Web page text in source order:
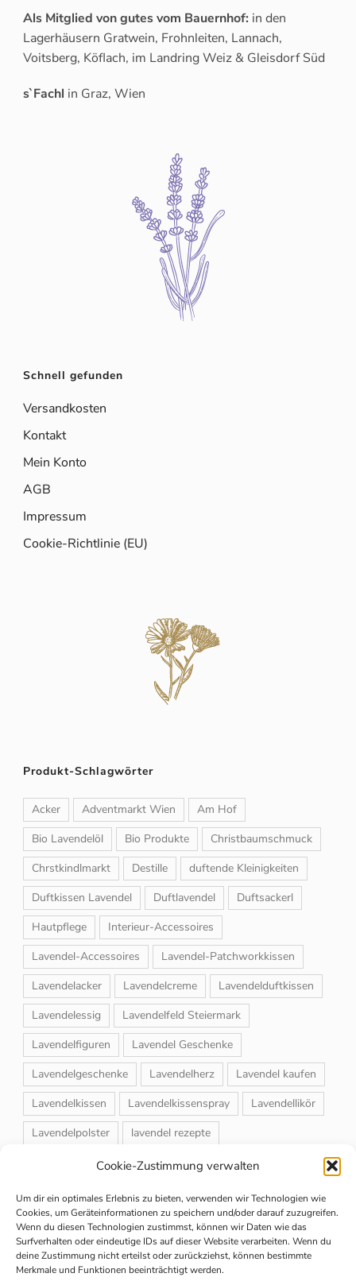
Cookie-Zustimmung verwalten
Um dir ein optimales Erlebnis zu bieten, verwenden wir Technologien wie
Cookies, um Geräteinformationen zu speichern und/oder darauf zuzugreifen.
Wenn du diesen Technologien zustimmst, können wir Daten wie das
Surfverhalten oder eindeutige IDs auf dieser Website verarbeiten. Wenn du
deine Zustimmung nicht erteilst oder zurückziehst, können bestimmte
Merkmale und Funktionen beeinträchtigt werden.
Als Mitglied von gutes vom Bauernhof: in den
Lagerhäusern Gratwein, Frohnleiten, Lannach,
Voitsberg, Köflach, im Landring Weiz & Gleisdorf Süd
s`Fachl in Graz, Wien
Schnell gefunden
Versandkosten
Kontakt
Mein Konto
AGB
Impressum
Cookie-Richtlinie (EU)
Produkt-Schlagwörter
Acker Adventmarkt Wien
Am Hof
Bio Lavendelöl
Bio Produkte
Christbaumschmuck
Chrstkindlmarkt
Destille
duftende Kleinigkeiten
Duftkissen Lavendel
Duftlavendel
Duftsackerl
Hautpflege
Interieur-Accessoires
Lavendel-Accessoires
Lavendel-Patchworkkissen
Lavendelacker
Lavendelcreme
Lavendelduftkissen
Lavendelessig
Lavendelfeld Steiermark
Lavendelfiguren
Lavendel Geschenke
Lavendelgeschenke
Lavendelherz
Lavendel kaufen
Lavendelkissen
Lavendelkissenspray
Lavendellikör
Lavendelpolster
lavendel rezepte
Lavendelrosmarin Creme
Lavendelsackerl
Lavendelsirup
Lavendelstrauß
Lavendeltee
Lavendeltiere
lavendel und rosen
Magnet-Duftsackerl
Naturheilmittel
Naturkosmetik